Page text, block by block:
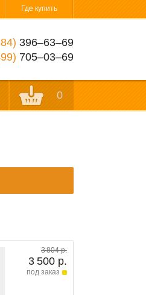
Где купить
396‒63‒69
705‒03‒69
0
3 804 р.
3 500 р.
под заказ